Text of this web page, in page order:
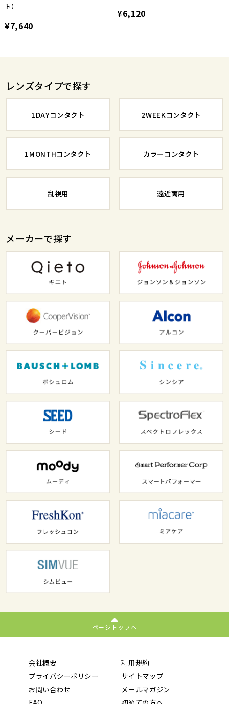
ト）
¥7,640
¥6,120
レンズタイプで探す
1DAYコンタクト 2WEEKコンタクト
1MONTHコンタクト カラーコンタクト
乱視用 遠近両用
メーカーで探す
ページトップへ
会社概要
利用規約
プライバシーポリシー
サイトマップ
お問い合わせ
メールマガジン